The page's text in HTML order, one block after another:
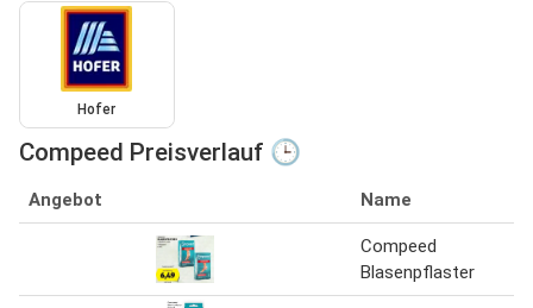
Hofer
Compeed Preisverlauf 🕒
Angebot Name
Compeed
Blasenpflaster